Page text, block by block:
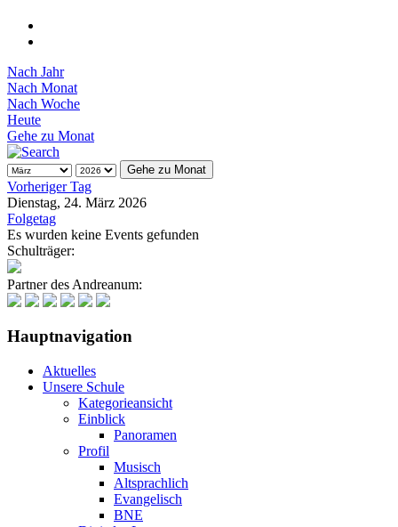
Nach Jahr
Nach Monat
Nach Woche
Heute
Gehe zu Monat
Gehe zu Monat
Vorheriger Tag
Dienstag, 24. März 2026
Folgetag
Es wurden keine Events gefunden
Schulträger:
Partner des Andreanum:
Hauptnavigation
Aktuelles
Unsere Schule
Kategorieansicht
Einblick
Panoramen
Profil
Musisch
Altsprachlich
Evangelisch
BNE